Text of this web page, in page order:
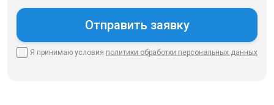
Я принимаю условия политики обработки персональных данных